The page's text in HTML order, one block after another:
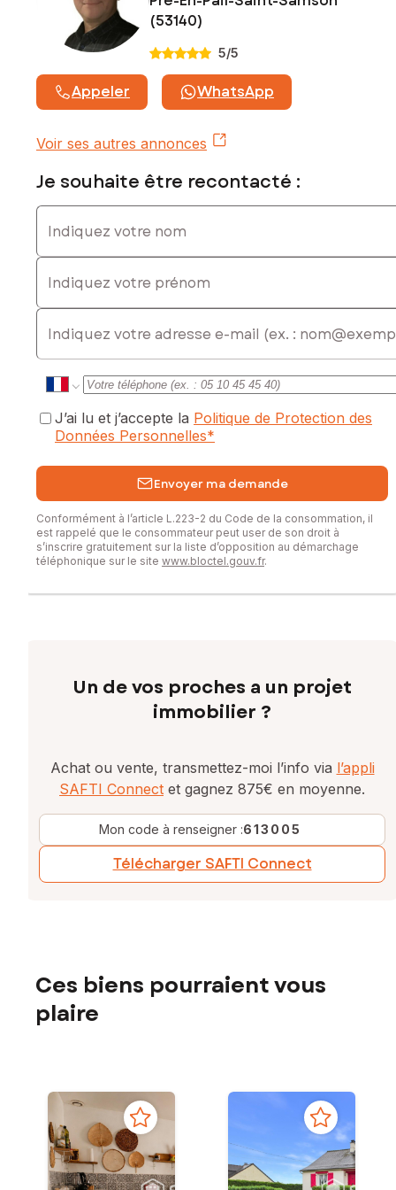
478 520 638
(53140)
5/5
Appeler WhatsApp
Voir ses autres annonces
Je souhaite être recontacté :
Indiquez votre nom
Indiquez votre prénom
E-mail
J’ai lu et j’accepte la Politique de Protection des
Données Personnelles*
Envoyer ma demande
Conformément à l’article L.223-2 du Code de la consommation, il
est rappelé que le consommateur peut user de son droit à
s’inscrire gratuitement sur la liste d’opposition au démarchage
téléphonique sur le site www.bloctel.gouv.fr.
Un de vos proches a un projet
immobilier ?
Achat ou vente, transmettez-moi l’info via l’appli
SAFTI Connect et gagnez 875€ en moyenne.
Mon code à renseigner :613005
Télécharger SAFTI Connect
Ces biens pourraient vous
plaire